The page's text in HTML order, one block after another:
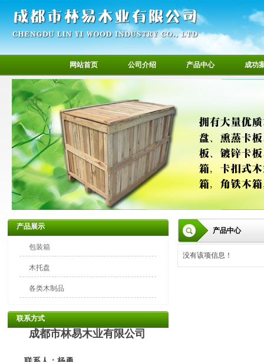
网站首页 公司介绍 产品中心 成功
产品展示
包装箱
木托盘
各类木制品
联系方式
成都市林易木业有限公司
产品中心
没有该项信息！